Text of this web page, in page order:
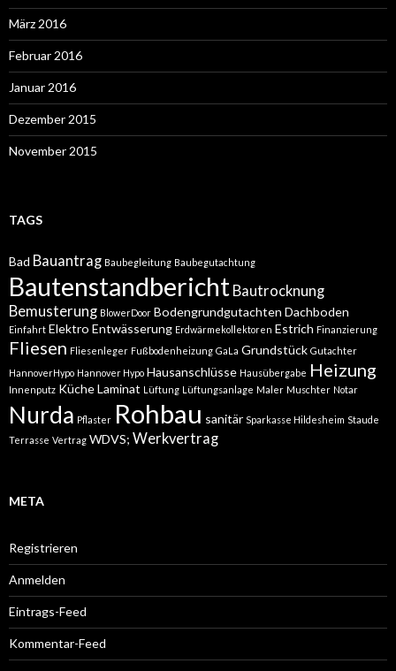
März 2016
Februar 2016
Januar 2016
Dezember 2015
November 2015
TAGS
Bad Bauantrag Baubegleitung Baubegutachtung
Bautenstandbericht Bautrocknung
Bemusterung BlowerDoor Bodengrundgutachten Dachboden
Einfahrt Elektro Entwässerung Erdwärmekollektoren Estrich Finanzierung
Fliesen Fliesenleger Fußbodenheizung GaLa Grundstück Gutachter
HannoverHypo Hannover Hypo Hausanschlüsse Hausübergabe Heizung
Innenputz KücheLaminat Lüftung Lüftungsanlage Maler Muschter Notar
Nurda Pflaster Rohbau sanitär Sparkasse Hildesheim Staude
Terrasse Vertrag WDVS; Werkvertrag
META
Registrieren
Anmelden
Eintrags-Feed
Kommentar-Feed